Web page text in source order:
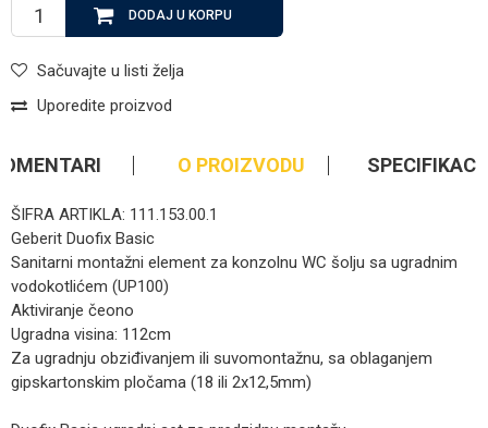
DODAJ U KORPU
Sačuvajte u listi želja
Uporedite proizvod
O PROIZVODU
ŠIFRA ARTIKLA: 111.153.00.1
Geberit Duofix Basic
Sanitarni montažni element za konzolnu WC šolju sa ugradnim
vodokotlićem (UP100)
Aktiviranje čeono
Ugradna visina: 112cm
Za ugradnju obziđivanjem ili suvomontažnu, sa oblaganjem
gipskartonskim pločama (18 ili 2x12,5mm)